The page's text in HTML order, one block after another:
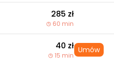
285 zł
60 min
40 zł
15 min
Umów